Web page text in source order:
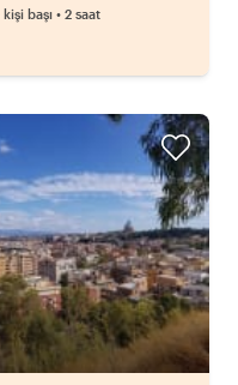
kişi başı • 2 saat